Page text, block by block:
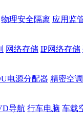
物理安全隔离 应用监
网络存储 IP网络存储
电源分配器 精密空调
导航 行车电脑 车载